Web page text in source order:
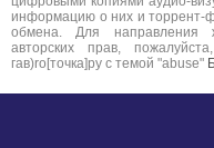
информацию о них и торрент-
обмена. Для направления
авторских прав,
гав)ro[точка]ру с темой "abuse"